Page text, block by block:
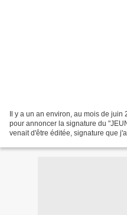
Il y a un an environ, au mois de
pour annoncer la signature du
venait d'être éditée, signature que